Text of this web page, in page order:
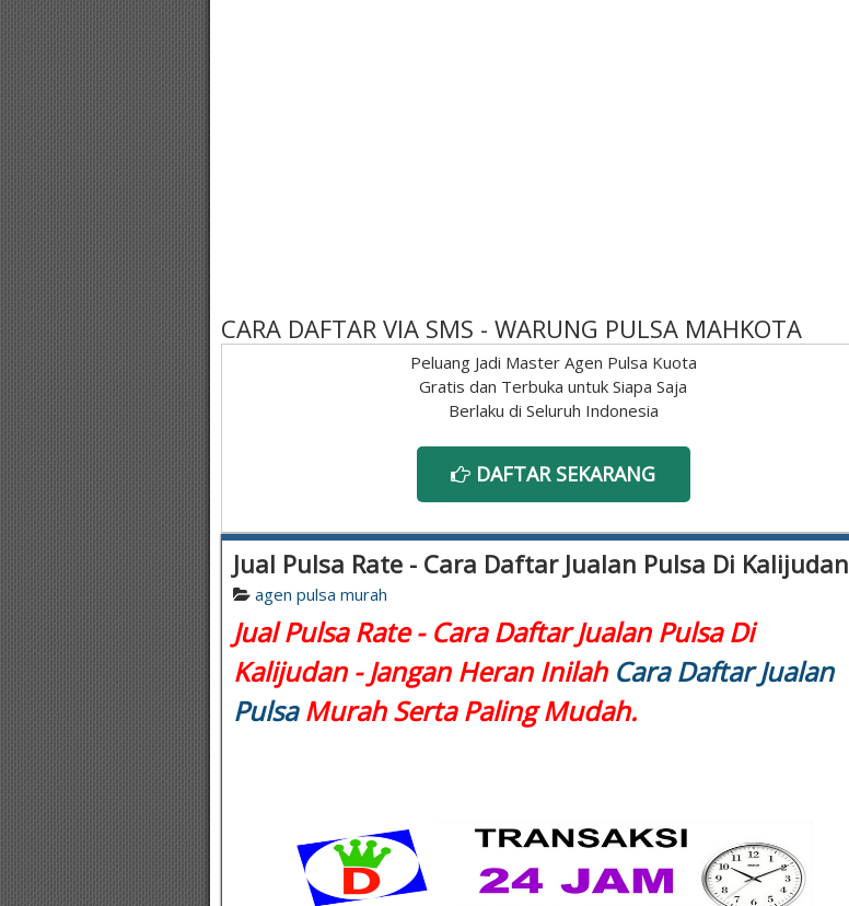
CARA DAFTAR VIA SMS - WARUNG PULSA MAHKOTA
Peluang Jadi Master Agen Pulsa Kuota
Gratis dan Terbuka untuk Siapa Saja
Berlaku di Seluruh Indonesia
DAFTAR SEKARANG
Jual Pulsa Rate - Cara Daftar Jualan Pulsa Di Kalijudan
agen pulsa murah
Jual Pulsa Rate - Cara Daftar Jualan Pulsa Di
Kalijudan - Jangan Heran Inilah Cara Daftar Jualan
PulsaMurah Serta Paling Mudah.